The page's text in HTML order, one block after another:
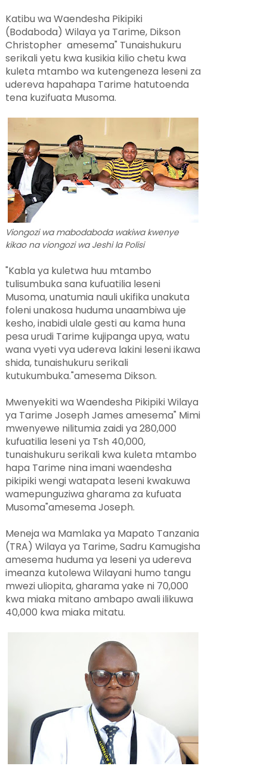
Katibu wa Waendesha Pikipiki
(Bodaboda) Wilaya ya Tarime, Dikson
Christopher amesema" Tunaishukuru
serikali yetu kwa kusikia kilio chetu kwa
kuleta mtambo wa kutengeneza leseni za
udereva hapahapa Tarime hatutoenda
tena kuzifuata Musoma.
Viongozi wa mabodaboda wakiwa kwenye
kikao na viongozi wa Jeshi la Polisi
"Kabla ya kuletwa huu mtambo
tulisumbuka sana kufuatilia leseni
Musoma, unatumia nauli ukifika unakuta
foleni unakosa huduma unaambiwa uje
kesho, inabidi ulale gesti au kama huna
pesa urudi Tarime kujipanga upya, watu
wana vyeti vya udereva lakini leseni ikawa
shida, tunaishukuru serikali
kutukumbuka."amesema Dikson.
Mwenyekiti wa Waendesha Pikipiki Wilaya
ya Tarime Joseph James amesema" Mimi
mwenyewe nilitumia zaidi ya 280,000
kufuatilia leseni ya Tsh 40,000,
tunaishukuru serikali kwa kuleta mtambo
hapa Tarime nina imani waendesha
pikipiki wengi watapata leseni kwakuwa
wamepunguziwa gharama za kufuata
Musoma"amesema Joseph.
Meneja wa Mamlaka ya Mapato Tanzania
(TRA) Wilaya ya Tarime, Sadru Kamugisha
amesema huduma ya leseni ya udereva
imeanza kutolewa Wilayani humo tangu
mwezi uliopita, gharama yake ni 70,000
kwa miaka mitano ambapo awali ilikuwa
40,000 kwa miaka mitatu.